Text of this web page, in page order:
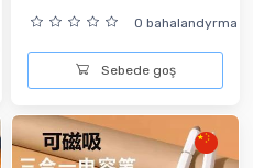
0 bahalandyrma
Sebede goş